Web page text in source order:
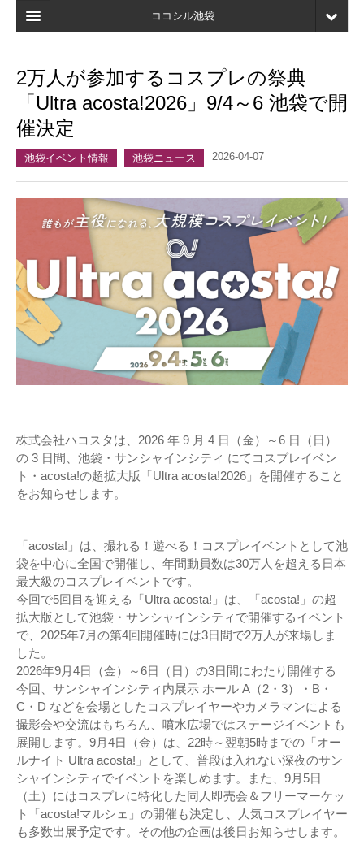
ココシル池袋
検索
店舗・施設最新情報
口コミ
マイページ
ブックマーク
2万人が参加するコスプレの祭典
「Ultra acosta!2026」9/4～6 池袋で開
催決定
池袋イベント情報 池袋ニュース 2026-04-07
株式会社ハコスタは、2026 年 9 月 4 日（金）～6 日（日）
の 3 日間、池袋・サンシャインシティ にてコスプレイベン
ト・acosta!の超拡大版「Ultra acosta!2026」を開催すること
をお知らせします。
「acosta!」は、撮れる！遊べる！コスプレイベントとして池
袋を中心に全国で開催し、年間動員数は30万人を超える日本
最大級のコスプレイベントです。
今回で5回目を迎える「Ultra acosta!」は、「acosta!」の超
拡大版として池袋・サンシャインシティで開催するイベント
で、2025年7月の第4回開催時には3日間で2万人が来場しま
した。
2026年9月4日（金）～6日（日）の3日間にわたり開催する
今回、サンシャインシティ内展示 ホール A（2・3）・B・
C・D などを会場としたコスプレイヤーやカメラマンによる
撮影会や交流はもちろん、噴水広場ではステージイベントも
展開します。9月4日（金）は、22時～翌朝5時までの「オー
ルナイト Ultra acosta!」として、普段は入れない深夜のサン
シャインシティでイベントを楽しめます。また、9月5日
（土）にはコスプレに特化した同人即売会＆フリーマーケッ
ト「acosta!マルシェ」の開催も決定し、人気コスプレイヤー
も多数出展予定です。その他の企画は後日お知らせします。